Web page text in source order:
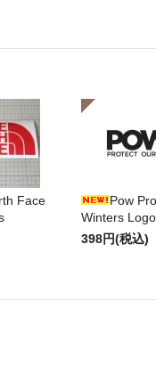
Face
Pow
Winters
398円(税込)